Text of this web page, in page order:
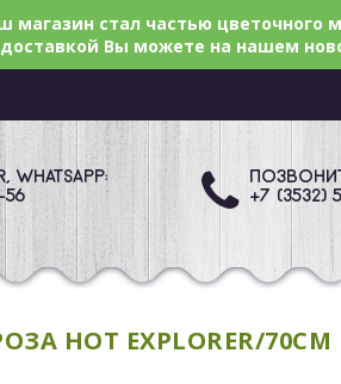
стал частью цветочного
Вы можете на нашем
+7 (3532)
HOT EXPLORER/70СМ